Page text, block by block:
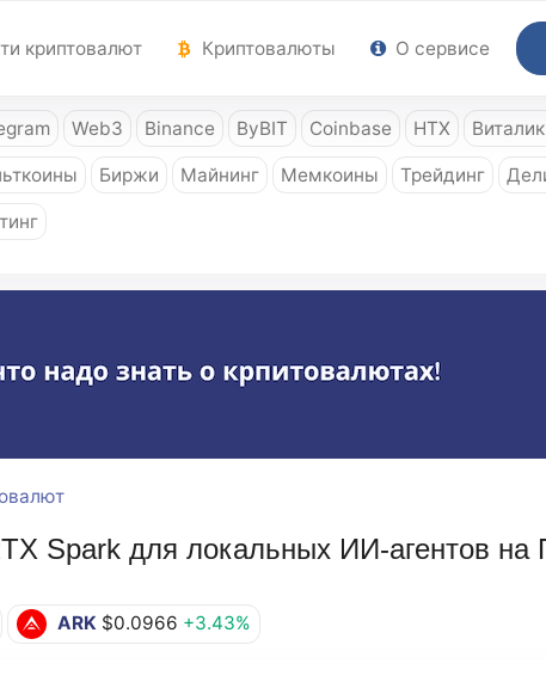
криптовалют Криптовалюты О сервисе
Web3 Binance ByBIT Coinbase HTX
Биржи Майнинг Мемкоины Трейдинг
Spark для локальных ИИ-агентов на
ARK $0.0966 +3.43%